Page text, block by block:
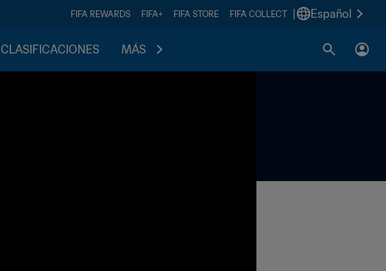
FIFA REWARDS FIFA+ FIFA STORE FIFA COLLECT Español
CLASIFICACIONES MÁS